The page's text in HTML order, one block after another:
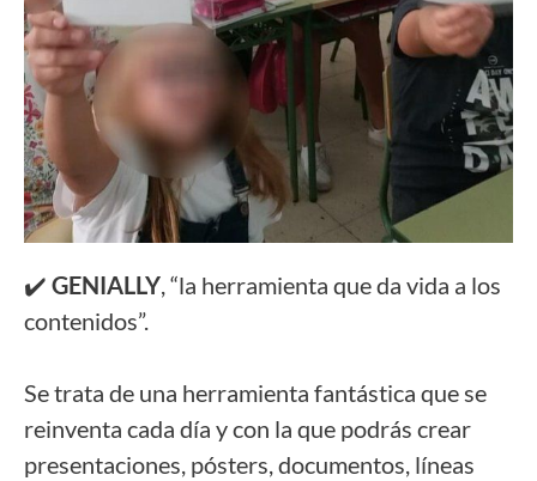
✔️ GENIALLY, “la herramienta que da vida a los
contenidos”.
Se trata de una herramienta fantástica que se
reinventa cada día y con la que podrás crear
presentaciones, pósters, documentos, líneas